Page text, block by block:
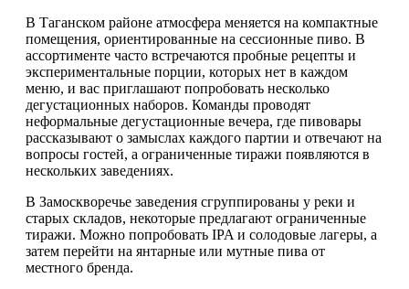
В Таганском районе атмосфера меняется на компактные
помещения, ориентированные на сессионные пиво. В
ассортименте часто встречаются пробные рецепты и
экспериментальные порции, которых нет в каждом
меню, и вас приглашают попробовать несколько
дегустационных наборов. Команды проводят
неформальные дегустационные вечера, где пивовары
рассказывают о замыслах каждого партии и отвечают на
вопросы гостей, а ограниченные тиражи появляются в
нескольких заведениях.
В Замоскворечье заведения сгруппированы у реки и
старых складов, некоторые предлагают ограниченные
тиражи. Можно попробовать IPA и солодовые лагеры, а
затем перейти на янтарные или мутные пива от
местного бренда.